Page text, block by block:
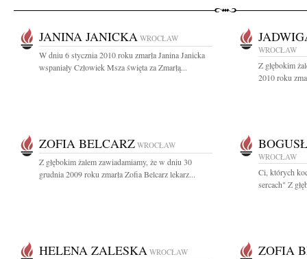
JANINA JANICKA WROCŁAW
W dniu 6 stycznia 2010 roku zmarła Janina Janicka
wspaniały Człowiek Msza święta za Zmarłą...
WROCŁAW
Z głębokim
2010 roku
ZOFIA BELCARZ WROCŁAW
Z głębokim żalem zawiadamiamy, że w dniu 30
grudnia 2009 roku zmarła Zofia Belcarz lekarz...
WROCŁAW
Ci, których
sercach" Z
HELENA ZALESKA WROCŁAW ZOFIA